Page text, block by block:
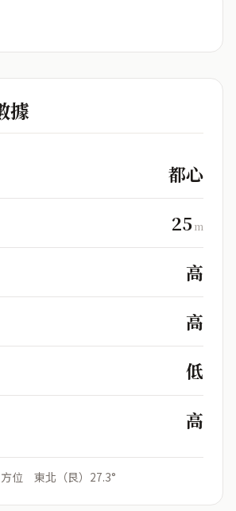
據
都心
25 m
高
高
低
高
方位 東北（艮）27.3°